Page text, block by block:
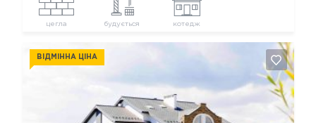
цегла будується котедж
ВІДМІННА ЦІНА